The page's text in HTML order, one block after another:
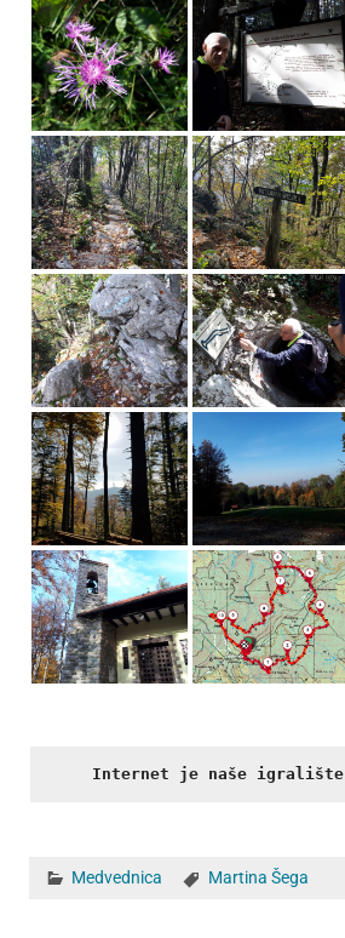
Internet je naše igralište
Medvednica Martina Šega